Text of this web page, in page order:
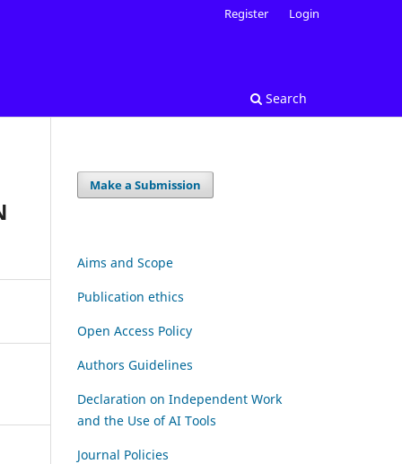
Search
Register Login
Make a Submission
Aims and Scope
Publication ethics
Open Access Policy
Authors Guidelines
Declaration on Independent Work
and the Use of AI Tools
Journal Policies